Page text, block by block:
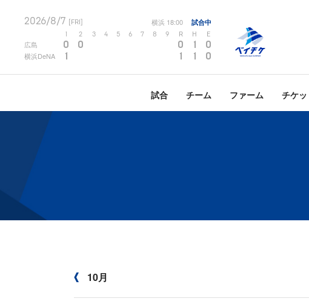
2026/8/7 [FRI] 横浜 18:00 試合中
2 3 4 5 6 7 8 9 R H E
広島 0 0 0 1 0
横浜DeNA 1 1 1 0
試合 チーム ファーム チケッ
10月